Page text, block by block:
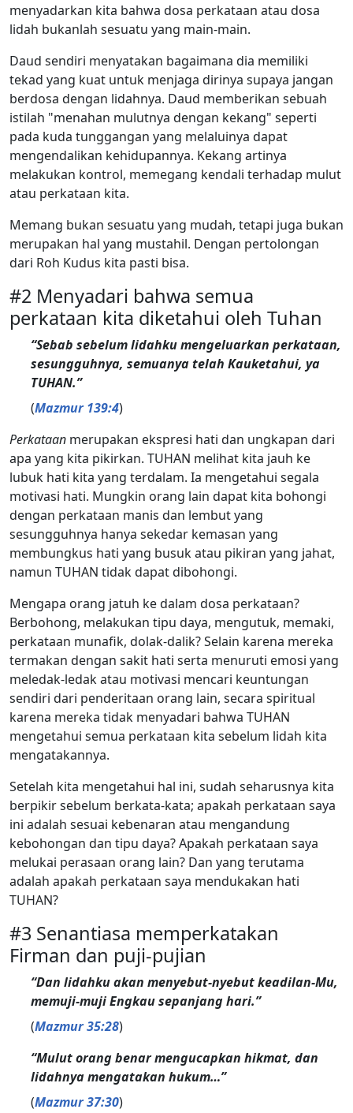
menyadarkan kita bahwa dosa perkataan atau dosa
lidah bukanlah sesuatu yang main-main.
Daud sendiri menyatakan bagaimana dia memiliki
tekad yang kuat untuk menjaga dirinya supaya jangan
berdosa dengan lidahnya. Daud memberikan sebuah
istilah "menahan mulutnya dengan kekang" seperti
pada kuda tunggangan yang melaluinya dapat
mengendalikan kehidupannya. Kekang artinya
melakukan kontrol, memegang kendali terhadap mulut
atau perkataan kita.
Memang bukan sesuatu yang mudah, tetapi juga bukan
merupakan hal yang mustahil. Dengan pertolongan
dari Roh Kudus kita pasti bisa.
#2 Menyadari bahwa semua
perkataan kita diketahui oleh Tuhan
“Sebab sebelum lidahku mengeluarkan perkataan,
sesungguhnya, semuanya telah Kauketahui, ya
TUHAN.”
(Mazmur 139:4)
Perkataan merupakan ekspresi hati dan ungkapan dari
apa yang kita pikirkan. TUHAN melihat kita jauh ke
lubuk hati kita yang terdalam. Ia mengetahui segala
motivasi hati. Mungkin orang lain dapat kita bohongi
dengan perkataan manis dan lembut yang
sesungguhnya hanya sekedar kemasan yang
membungkus hati yang busuk atau pikiran yang jahat,
namun TUHAN tidak dapat dibohongi.
Mengapa orang jatuh ke dalam dosa perkataan?
Berbohong, melakukan tipu daya, mengutuk, memaki,
perkataan munafik, dolak-dalik? Selain karena mereka
termakan dengan sakit hati serta menuruti emosi yang
meledak-ledak atau motivasi mencari keuntungan
sendiri dari penderitaan orang lain, secara spiritual
karena mereka tidak menyadari bahwa TUHAN
mengetahui semua perkataan kita sebelum lidah kita
mengatakannya.
Setelah kita mengetahui hal ini, sudah seharusnya kita
berpikir sebelum berkata-kata; apakah perkataan saya
ini adalah sesuai kebenaran atau mengandung
kebohongan dan tipu daya? Apakah perkataan saya
melukai perasaan orang lain? Dan yang terutama
adalah apakah perkataan saya mendukakan hati
TUHAN?
#3 Senantiasa memperkatakan
Firman dan puji-pujian
“Dan lidahku akan menyebut-nyebut keadilan-Mu,
memuji-muji Engkau sepanjang hari.”
(Mazmur 35:28)
“Mulut orang benar mengucapkan hikmat, dan
lidahnya mengatakan hukum…”
(Mazmur 37:30)